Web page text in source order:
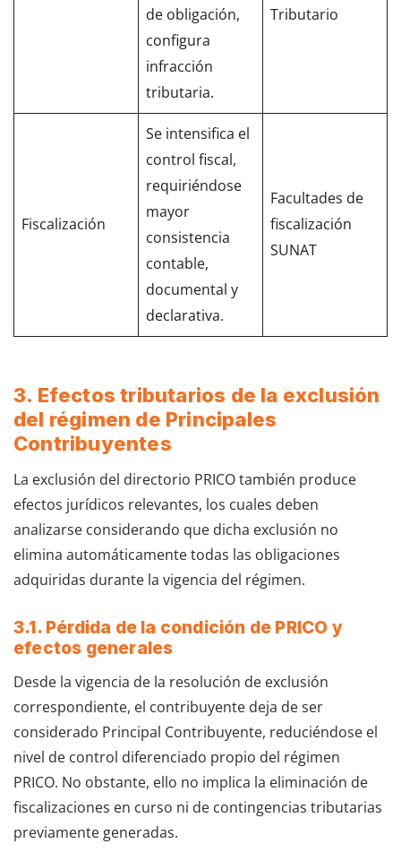
de obligación,
configura
infracción
tributaria.
Tributario
Fiscalización
Se intensifica el
control fiscal,
requiriéndose
mayor
consistencia
contable,
documental y
declarativa.
Facultades de
fiscalización
SUNAT
3. Efectos tributarios de la exclusión
del régimen de Principales
Contribuyentes
La exclusión del directorio PRICO también produce
efectos jurídicos relevantes, los cuales deben
analizarse considerando que dicha exclusión no
elimina automáticamente todas las obligaciones
adquiridas durante la vigencia del régimen.
3.1. Pérdida de la condición de PRICO y
efectos generales
Desde la vigencia de la resolución de exclusión
correspondiente, el contribuyente deja de ser
considerado Principal Contribuyente, reduciéndose el
nivel de control diferenciado propio del régimen
PRICO. No obstante, ello no implica la eliminación de
fiscalizaciones en curso ni de contingencias tributarias
previamente generadas.